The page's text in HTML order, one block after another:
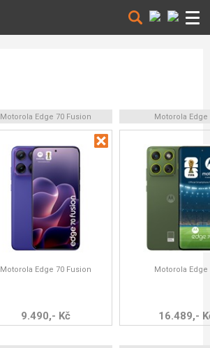
Motorola Edge 70 Fusion Motorola Edge
Motorola Edge 70 Fusion
9.490,- Kč
Motorola Edge
16.489,-